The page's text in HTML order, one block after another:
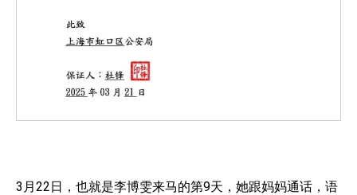
3月22日，也就是李博雯来马的第9天，她跟妈妈通话，语